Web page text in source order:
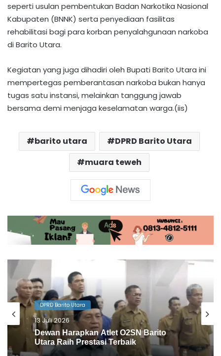
seperti usulan pembentukan Badan Narkotika Nasional
Kabupaten (BNNK) serta penyediaan fasilitas
rehabilitasi bagi para korban penyalahgunaan narkoba
di Barito Utara.
Kegiatan yang juga dihadiri oleh Bupati Barito Utara ini
mempertegas pemberantasan narkoba bukan hanya
tugas satu instansi, melainkan tanggung jawab
bersama demi menjaga keselamatan warga.(iis)
barito utara
DPRD Barito Utara
muara teweh
DPRD Barito Utara
10 Juli 2026
Agenda Gowes Bareng Dapat
Dukungan Dewan